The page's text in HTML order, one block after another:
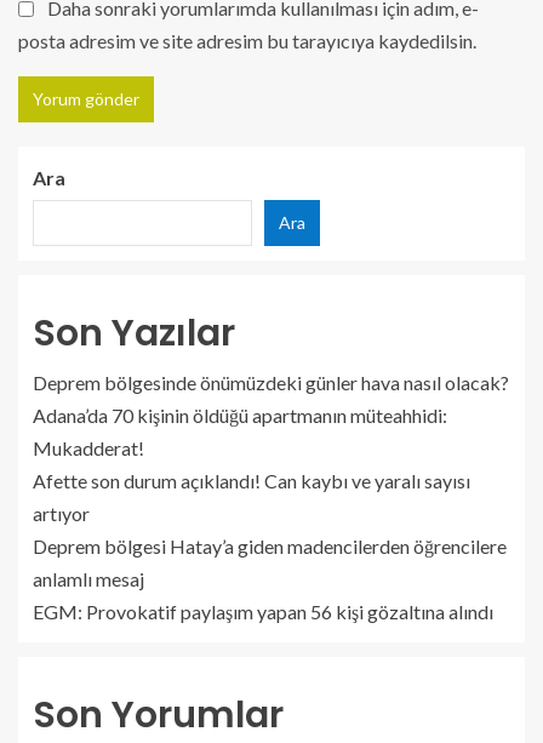
Daha sonraki yorumlarımda kullanılması için adım, e-
posta adresim ve site adresim bu tarayıcıya kaydedilsin.
Ara
Ara
Son Yazılar
Deprem bölgesinde önümüzdeki günler hava nasıl olacak?
Adana’da 70 kişinin öldüğü apartmanın müteahhidi:
Mukadderat!
Afette son durum açıklandı! Can kaybı ve yaralı sayısı
artıyor
Deprem bölgesi Hatay’a giden madencilerden öğrencilere
anlamlı mesaj
EGM: Provokatif paylaşım yapan 56 kişi gözaltına alındı
Son Yorumlar